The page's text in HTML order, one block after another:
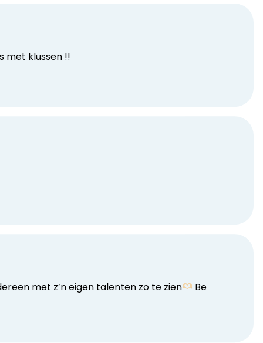
met klussen !!
met z’n eigen talenten zo te zien
Be